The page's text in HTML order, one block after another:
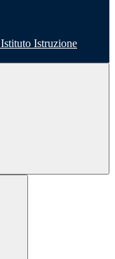
Istituto Istruzione